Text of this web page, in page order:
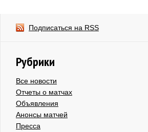
Подписаться на RSS
Рубрики
Все новости
Отчеты о матчах
Объявления
Анонсы матчей
Пресса